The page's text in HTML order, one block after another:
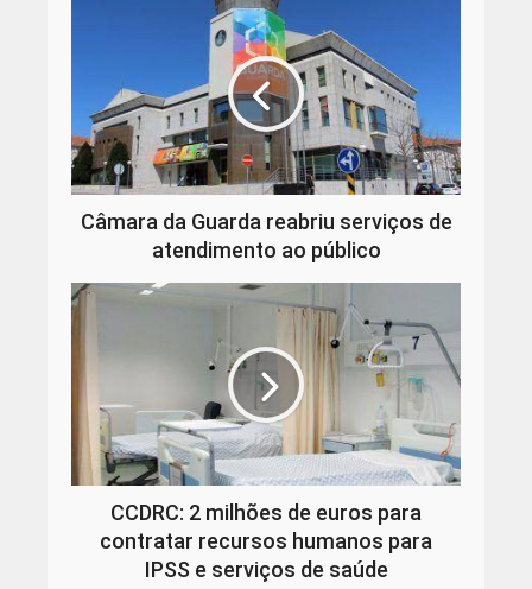
Câmara da Guarda reabriu serviços de
atendimento ao público
CCDRC: 2 milhões de euros para
contratar recursos humanos para
IPSS e serviços de saúde